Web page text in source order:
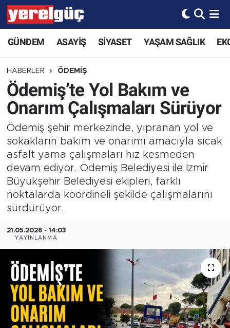
GÜNDEM ASAYİŞ SİYASET YAŞAM SAĞLIK
HABERLER ÖDEMİŞ
Ödemiş’te Yol Bakım ve
Onarım Çalışmaları Sürüyor
Ödemiş şehir merkezinde, yıpranan yol ve
sokakların bakım ve onarımı amacıyla sıcak
asfalt yama çalışmaları hız kesmeden
devam ediyor. Ödemiş Belediyesi ile İzmir
Büyükşehir Belediyesi ekipleri, farklı
noktalarda koordineli şekilde çalışmalarını
sürdürüyor.
21.05.2026 - 14:03
YAYINLANMA